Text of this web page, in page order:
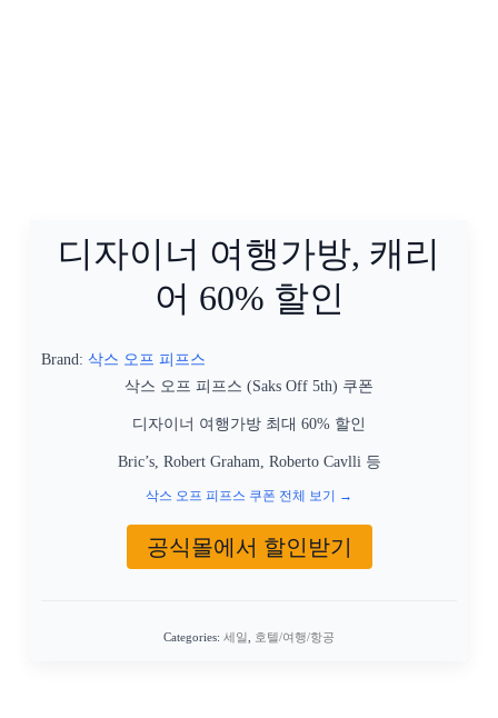
디자이너 여행가방, 캐리
어 60% 할인
Brand: 삭스 오프 피프스
삭스 오프 피프스 (Saks Off 5th) 쿠폰
디자이너 여행가방 최대 60% 할인
Bric’s, Robert Graham, Roberto Cavlli 등
삭스 오프 피프스 쿠폰 전체 보기 →
공식몰에서 할인받기
Categories: 세일 호텔/여행/항공